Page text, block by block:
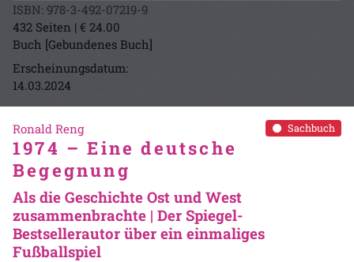
ISBN: 978-3-492-07219-9
432 Seiten | € 24.00
Buch [Gebundenes Buch]
Erscheinungsdatum:
14.03.2024
Sachbuch
Ronald Reng
1974 – Eine deutsche
Begegnung
Als die Geschichte Ost und West
zusammenbrachte | Der Spiegel-
Bestsellerautor über ein einmaliges
Fußballspiel